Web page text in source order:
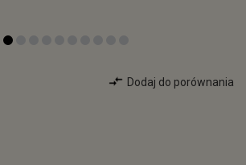
Dodaj do porównania